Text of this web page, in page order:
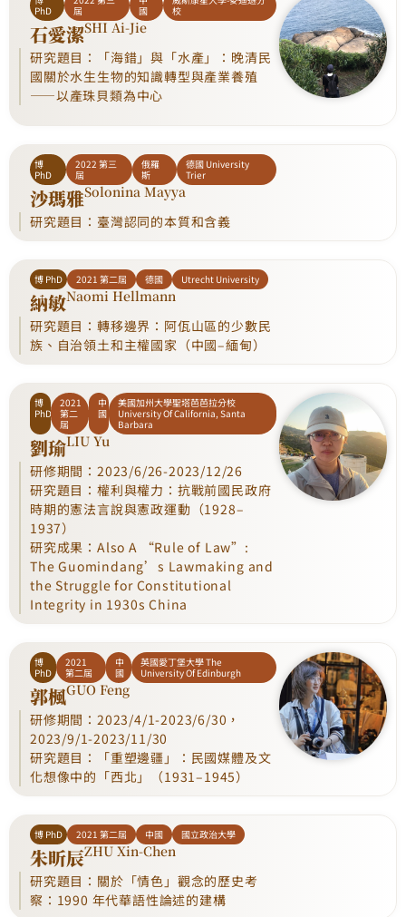
PhD
屆
國
校
石愛潔SHI Ai-Jie
研究題目：「海錯」與「水產」：晚清民
國關於水生生物的知識轉型與產業養殖
——以產珠貝類為中心
博
PhD
2022 第三
屆
俄羅
斯
德國 University
Trier
沙瑪雅Solonina Mayya
研究題目：臺灣認同的本質和含義
博 PhD 2021 第二屆 德國 Utrecht University
納敏Naomi Hellmann
研究題目：轉移邊界：阿佤山區的少數民
族、自治領土和主權國家（中國–緬甸）
博
PhD
2021
第二
屆
中
國
美國加州大學聖塔芭芭拉分校
University Of California, Santa
Barbara
劉瑜LIU Yu
研修期間：2023/6/26-2023/12/26
研究題目：權利與權力：抗戰前國民政府
時期的憲法言說與憲政運動（1928–
1937）
研究成果：Also A “Rule of Law”:
The Guomindang’s Lawmaking and
the Struggle for Constitutional
Integrity in 1930s China
博
PhD
2021
第二屆
中
國
英國愛丁堡大學 The
University Of Edinburgh
郭楓GUO Feng
研修期間：2023/4/1-2023/6/30，
2023/9/1-2023/11/30
研究題目：「重塑邊疆」：民國媒體及文
化想像中的「西北」（1931–1945）
博 PhD 2021 第二屆 中國 國立政治大學
朱昕辰ZHU Xin-Chen
研究題目：關於「情色」觀念的歷史考
察：1990 年代華語性論述的建構